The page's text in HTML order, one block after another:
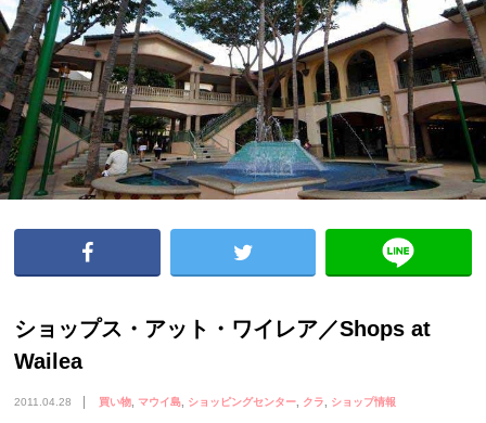
ショップス・アット・ワイレア／Shops at
Wailea
2011.04.28 買い物 マウイ島 ショッピングセンター クラ ショップ情報